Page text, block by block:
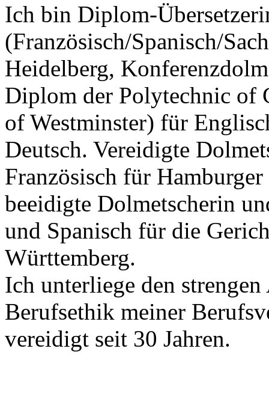
Ich bin Diplom-
(Französisch/Spanisch/
Heidelberg,
Diplom der Polytechnic of
of Westminster) für
Deutsch. Vereidigte
Französisch für
beeidigte Dolmetscherin
und Spanisch für die
Württemberg.
Ich unterliege den
Berufsethik meiner
vereidigt seit 30 Jahren.